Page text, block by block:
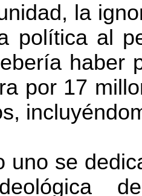
la
política al
haber
por 17
se